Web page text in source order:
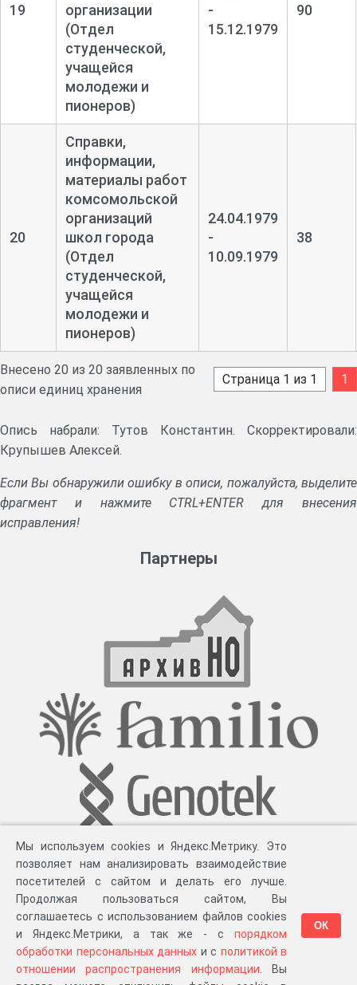
19
организации
(Отдел
студенческой,
учащейся
молодежи и
пионеров)
-
15.12.1979
90
20
Справки,
информации,
материалы работ
комсомольской
организаций
школ города
(Отдел
студенческой,
учащейся
молодежи и
пионеров)
24.04.1979
-
10.09.1979
38
Внесено 20 из 20 заявленных по
описи единиц хранения
Страница 1 из 1 1
Опись набрали: Тутов Константин. Скорректировали:
Крупышев Алексей.
Если Вы обнаружили ошибку в описи, пожалуйста, выделите
фрагмент и нажмите CTRL+ENTER для внесения
исправления!
Партнеры
Разработка компании «Великіе предки», 2023-2026 гг. Блог.Суть проекта
Персональные данные.Распространение информации . ЧаВО. Сборка 111.35
Мы используем cookies и Яндекс.Метрику. Это
позволяет нам анализировать взаимодействие
посетителей с сайтом и делать его лучше.
Продолжая пользоваться сайтом, Вы
соглашаетесь с использованием файлов cookies
и Яндекс.Метрики, а так же - с порядком
обработки персональных данных и с политикой в
отношении распространения информации . Вы
ОК